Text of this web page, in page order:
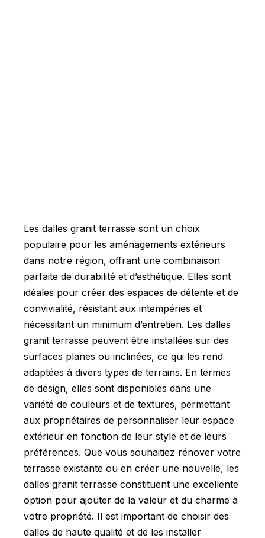
Les dalles granit terrasse sont un choix
populaire pour les aménagements extérieurs
dans notre région, offrant une combinaison
parfaite de durabilité et d’esthétique. Elles sont
idéales pour créer des espaces de détente et de
convivialité, résistant aux intempéries et
nécessitant un minimum d’entretien. Les dalles
granit terrasse peuvent être installées sur des
surfaces planes ou inclinées, ce qui les rend
adaptées à divers types de terrains. En termes
de design, elles sont disponibles dans une
variété de couleurs et de textures, permettant
aux propriétaires de personnaliser leur espace
extérieur en fonction de leur style et de leurs
préférences. Que vous souhaitiez rénover votre
terrasse existante ou en créer une nouvelle, les
dalles granit terrasse constituent une excellente
option pour ajouter de la valeur et du charme à
votre propriété. Il est important de choisir des
dalles de haute qualité et de les installer